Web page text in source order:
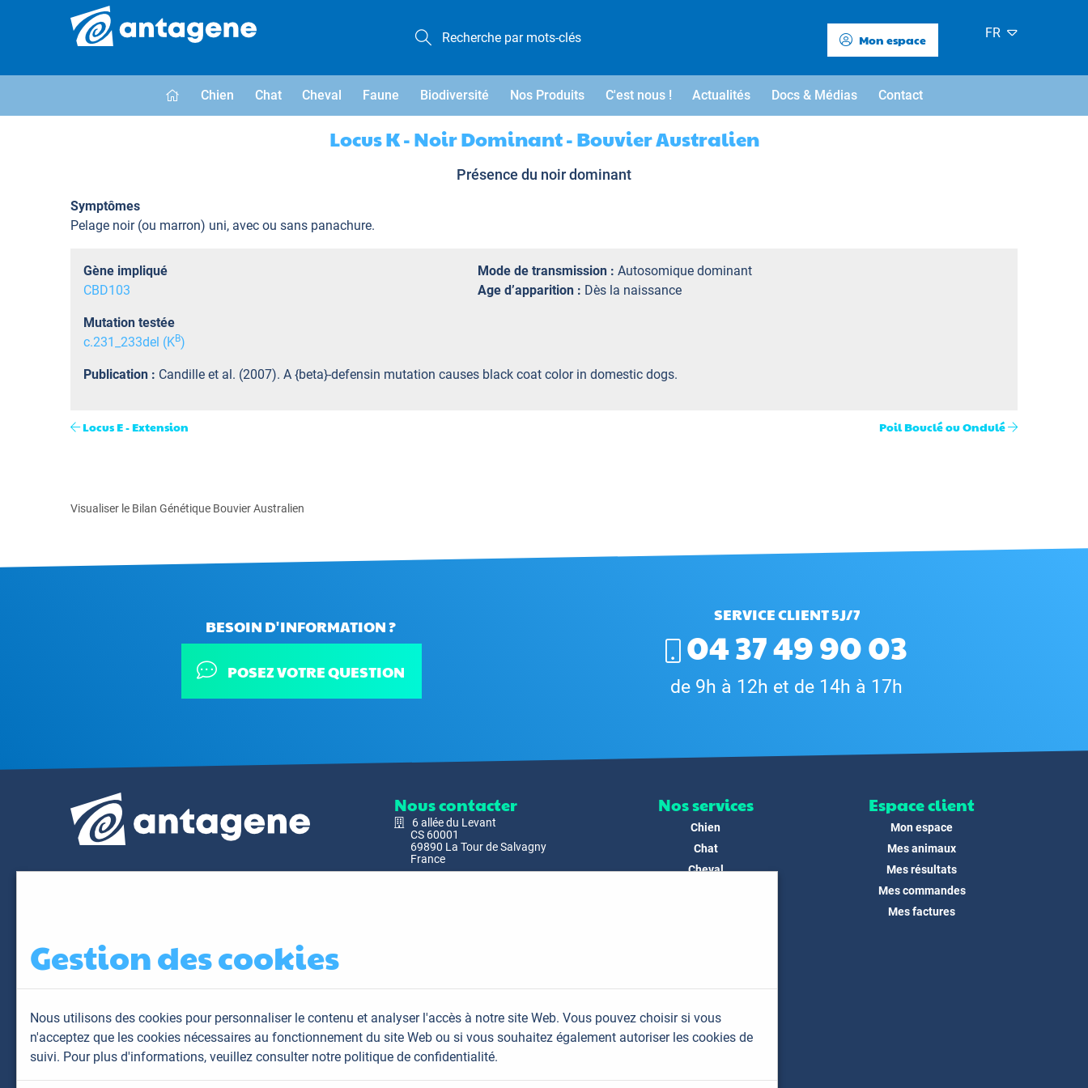
Mon espace FR
Chien Chat Cheval Faune Biodiversité Nos Produits C'est nous ! Actualités Docs & Médias Contact
Locus K - Noir Dominant - Bouvier Australien
Présence du noir dominant
Symptômes
Pelage noir (ou marron) uni, avec ou sans panachure.
Gène impliqué
CBD103
Mutation testée
c.231_233del (KB)
Mode de transmission : Autosomique dominant
Age d’apparition : Dès la naissance
Publication : Candille et al. (2007). A {beta}-defensin mutation causes black coat color in domestic dogs.
Locus E - Extension Poil Bouclé ou Ondulé
Visualiser le Bilan Génétique Bouvier Australien
BESOIN D'INFORMATION ?
POSEZ VOTRE QUESTION
SERVICE CLIENT 5J/7
04 37 49 90 03
de 9h à 12h et de 14h à 17h
Nous contacter
6 allée du Levant
CS 60001
69890 La Tour de Salvagny
France
Nos services
Chien
Chat
Cheval
FAQ
Contact
Espace client
Mon espace
Mes animaux
Mes résultats
Mes commandes
Mes factures
Gestion des cookies
Nous utilisons des cookies pour personnaliser le contenu et analyser l'accès à notre site Web. Vous pouvez choisir si vous
n'acceptez que les cookies nécessaires au fonctionnement du site Web ou si vous souhaitez également autoriser les cookies de
suivi. Pour plus d'informations, veuillez consulter notre politique de confidentialité.